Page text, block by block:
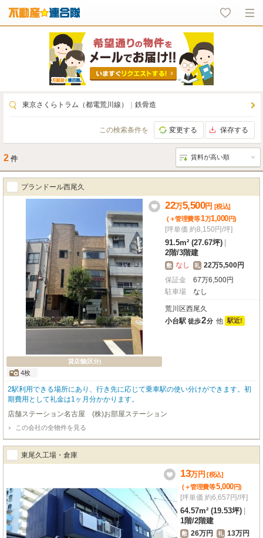
東京さくらトラム（都電荒川線） 鉄骨造
この検索条件を 変更する 保存する
2 件
プランドール西尾久
貸店舗(区分)
4枚
22万5,500円 [税込]
(＋管理費等1万1,000円)
[坪単価 約8,150円/坪]
91.5m² (27.67坪)
2階/3階建
敷 なし 礼 22万5,500円
保証金
67万6,500円
駐車場
なし
荒川区西尾久
小台駅 徒歩2分 他 駅近!
2駅利用できる場所にあり、行き先に応じて乗車駅の使い分けができます。初
期費用として礼金は1ヶ月分かかります。
店舗ステーション名古屋 (株)お部屋ステーション
この会社の全物件を見る
東尾久工場・倉庫
13万円 [税込]
(＋管理費等5,000円)
[坪単価 約6,657円/坪]
64.57m² (19.53坪)
1階/2階建
敷 26万円 礼 13万円